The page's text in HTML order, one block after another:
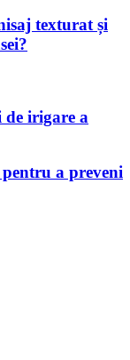
texturat și
de irigare a
pentru a preveni